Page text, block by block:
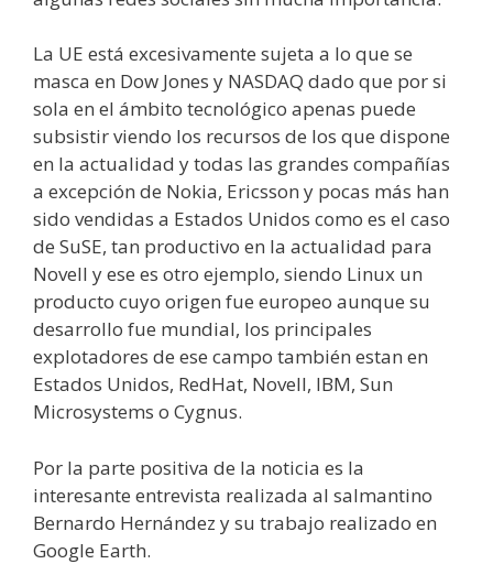
La UE está excesivamente sujeta a lo que se
masca en Dow Jones y NASDAQ dado que por si
sola en el ámbito tecnológico apenas puede
subsistir viendo los recursos de los que dispone
en la actualidad y todas las grandes compañías
a excepción de Nokia, Ericsson y pocas más han
sido vendidas a Estados Unidos como es el caso
de SuSE, tan productivo en la actualidad para
Novell y ese es otro ejemplo, siendo Linux un
producto cuyo origen fue europeo aunque su
desarrollo fue mundial, los principales
explotadores de ese campo también estan en
Estados Unidos, RedHat, Novell, IBM, Sun
Microsystems o Cygnus.
Por la parte positiva de la noticia es la
interesante entrevista realizada al salmantino
Bernardo Hernández y su trabajo realizado en
Google Earth.